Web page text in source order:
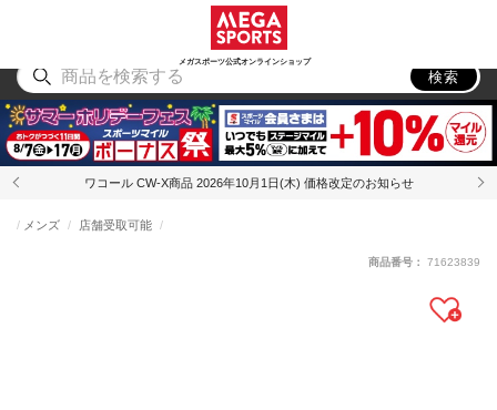
メガスポーツ公式オンラインショップ
アウトドア
検索
ワコール CW-X商品 2026年10月1日(木) 価格改定のお知らせ
メンズ 店舗受取可能
商品番号： 71623839